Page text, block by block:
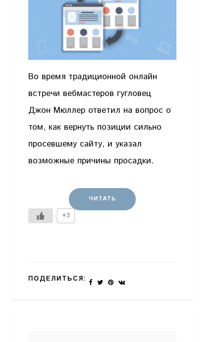
Во время традиционной онлайн
встречи вебмастеров гугловец
Джон Мюллер ответил на вопрос о
том, как вернуть позиции сильно
просевшему сайту, и указал
возможные причины просадки.
ЧИТАТЬ
+3
ПОДЕЛИТЬСЯ: